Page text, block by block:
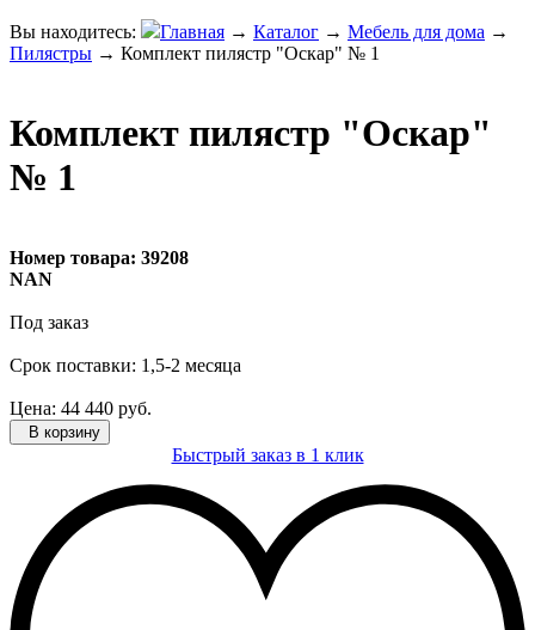
Вы находитесь: Главная → Каталог → Мебель для дома →
Пилястры → Комплект пилястр "Оскар" № 1
Комплект пилястр "Оскар"
№ 1
Номер товара: 39208
NAN
Под заказ
Cрок поставки: 1,5-2 месяца
Цена: 44 440 руб.
В корзину
Быстрый заказ в 1 клик